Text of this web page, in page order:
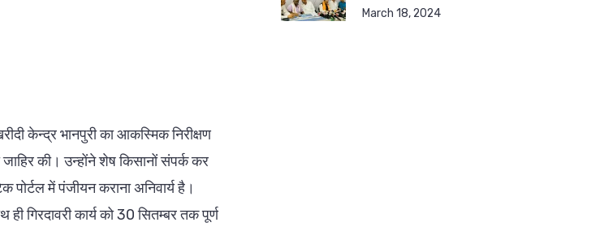
केन्द्र भानपुरी का आकस्मिक निरीक्षण
की। उन्होंने शेष किसानों संपर्क कर
में पंजीयन कराना अनिवार्य है।
गिरदावरी कार्य को 30 सितम्बर तक पूर्ण
March 18, 2024